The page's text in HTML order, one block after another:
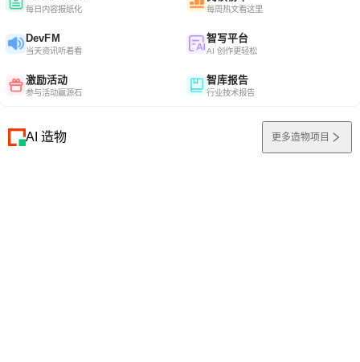
每日内容报纸化 每周热文看这里
DevFM
当天资讯听着看
智写平台
AI 创作更轻松
激励活动
参与活动赢源石
智库报告
行业技术报告
AI 造物 更多造物项目